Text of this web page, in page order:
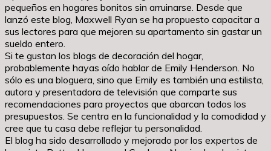
pequeños en hogares bonitos sin arruinarse. Desde que
lanzó este blog, Maxwell Ryan se ha propuesto capacitar a
sus lectores para que mejoren su apartamento sin gastar un
sueldo entero.
Si te gustan los blogs de decoración del hogar,
probablemente hayas oído hablar de Emily Henderson. No
sólo es una bloguera, sino que Emily es también una estilista,
autora y presentadora de televisión que comparte sus
recomendaciones para proyectos que abarcan todos los
presupuestos. Se centra en la funcionalidad y la comodidad y
cree que tu casa debe reflejar tu personalidad.
El blog ha sido desarrollado y mejorado por los expertos de